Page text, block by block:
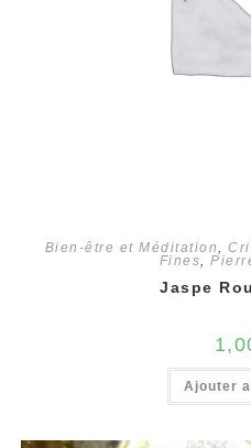
Bien-être et Méditation
Fines ,
Jaspe
Ajouter